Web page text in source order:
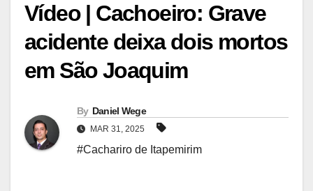
Vídeo | Cachoeiro: Grave
acidente deixa dois mortos
em São Joaquim
By Daniel Wege
MAR 31, 2025
#Cachariro de Itapemirim